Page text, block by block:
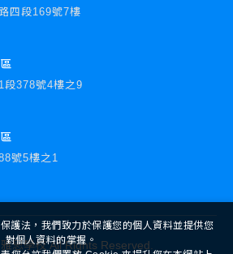
四段169號7樓
段378號4樓之9
號5樓之1
思學校 All Rights Reserved.
護法，我們致力於保護您的個人資料並提供您
對個人資料的掌握。